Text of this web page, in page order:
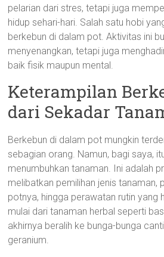
pelarian dari stres, tetapi juga
hidup sehari-hari. Salah satu hobi
berkebun di dalam pot. Aktivitas ini
menyenangkan, tetapi juga
baik fisik maupun mental.
Keterampilan
dari Sekadar
Berkebun di dalam pot mungkin
sebagian orang. Namun, bagi saya,
menumbuhkan tanaman. Ini adalah
melibatkan pemilihan jenis tanaman,
potnya, hingga perawatan rutin yang
mulai dari tanaman herbal seperti
akhirnya beralih ke bunga-bunga
geranium.